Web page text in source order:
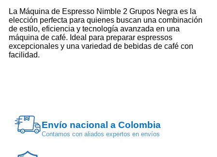
La Máquina de Espresso Nimble 2 Grupos Negra es la
elección perfecta para quienes buscan una combinación
de estilo, eficiencia y tecnología avanzada en una
máquina de café. Ideal para preparar espressos
excepcionales y una variedad de bebidas de café con
facilidad.
Envío nacional a Colombia
Contamos con aliados expertos en envíos